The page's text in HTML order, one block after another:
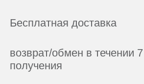
Бесплатная доставка
возврат/обмен в течении
получения